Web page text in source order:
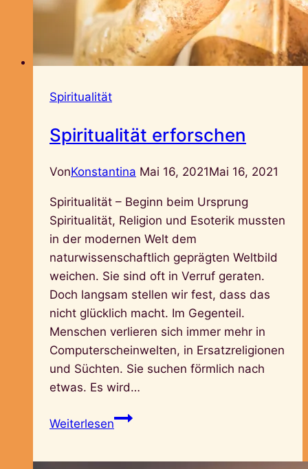
Spiritualität
Spiritualität erforschen
VonKonstantina Mai 16, 2021Mai 16, 2021
Spiritualität – Beginn beim Ursprung
Spiritualität, Religion und Esoterik mussten
in der modernen Welt dem
naturwissenschaftlich geprägten Weltbild
weichen. Sie sind oft in Verruf geraten.
Doch langsam stellen wir fest, dass das
nicht glücklich macht. Im Gegenteil.
Menschen verlieren sich immer mehr in
Computerscheinwelten, in Ersatzreligionen
und Süchten. Sie suchen förmlich nach
etwas. Es wird…
WeiterlesenSpiritualität